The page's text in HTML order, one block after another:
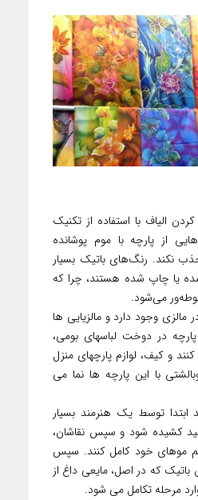
الیاف با استفاده از تکنیک
از پارچه با موم پوشانده
نکند. رنگ‌های باتیک بسیار
یا چاپ شده هستند، چرا که
می‌شود.
مالزی وجود دارد و مالزیایی‏ ها
در دوخت لباس‏های بومی،
و کیف، لوازم پارچه‏ای منزل
با این پارچه‏ ها نما می‏
ابتدا توسط یک هنرمند بسیار
کشیده شود و سپس نقاشان،
موهای خود کامل کنند. سپس
که در اصل، مایعی داغ از
مرحله تکامل می‏ شود.